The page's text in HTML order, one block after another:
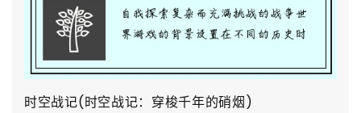
时空战记(时空战记：穿梭千年的硝烟)